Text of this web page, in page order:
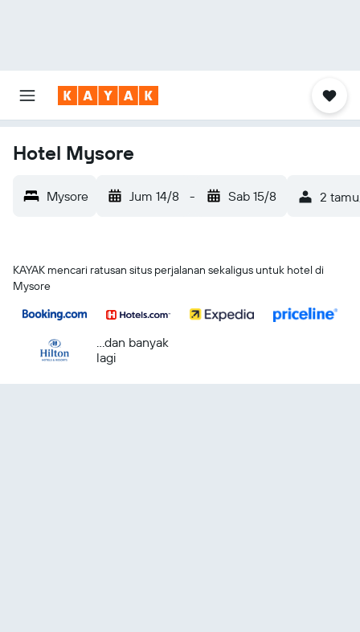
Hotel Mysore
Mysore Jum 14/8 - Sab 15/8 2
KAYAK mencari ratusan situs perjalanan sekaligus untuk hotel di
Mysore
...dan banyak
lagi